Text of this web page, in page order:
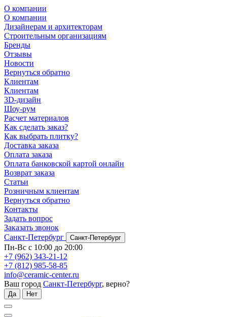
О компании
О компании
Дизайнерам и архитекторам
Строительным организациям
Бренды
Отзывы
Новости
Вернуться обратно
Клиентам
Клиентам
3D-дизайн
Шоу-рум
Расчет материалов
Как сделать заказ?
Как выбрать плитку?
Доставка заказа
Оплата заказа
Оплата банковской картой онлайн
Возврат заказа
Статьи
Розничным клиентам
Вернуться обратно
Контакты
Задать вопрос
Заказать звонок
Санкт-Петербург
Санкт-Петербург
Пн-Вс с 10:00 до 20:00
+7 (962) 343-21-12
+7 (812) 985-58-85
info@ceramic-center.ru
Ваш город Санкт-Петербург, верно?
Да Нет